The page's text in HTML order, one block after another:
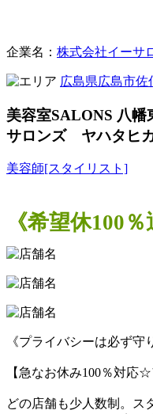
企業名： 株式会社イーサ
広島県広島市佐
美容室SALONS 八幡
サロンズ ヤハタヒ
美容師[スタイリスト]
《希望休100
《プライバシーは必ず
【急なお休み100％対応
どの店舗も少人数制。ス